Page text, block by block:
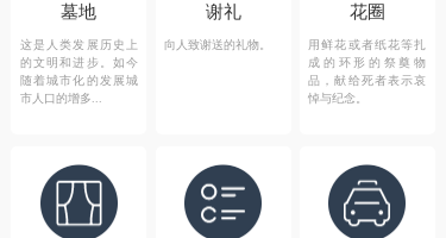
墓地
这是人类发展历史上
的文明和进步。如今
随着城市化的发展城
市人口的增多...
谢礼
向人致谢送的礼物。
花圈
用鲜花或者纸花等扎
成的环形的祭奠物
品，献给死者表示哀
悼与纪念。